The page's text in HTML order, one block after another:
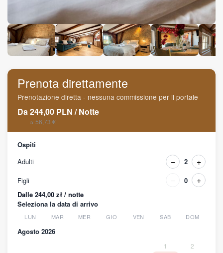
Prenota direttamente
Prenotazione diretta - nessuna commissione per il portale
Da 244,00 PLN
≈ 56,73 €
/Notte
Ospiti
Adulti
− 2 +
Figli − 0 +
Dalle 244,00 zł / notte
Seleziona la data di arrivo
LUN MAR MER GIO VEN SAB DOM
Agosto 2026
1
2